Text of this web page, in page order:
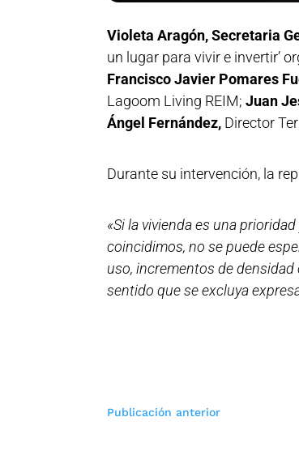
Violeta Aragón, Secretaria
un lugar para vivir e invertir’
Francisco Javier Pomares
Lagoom Living REIM; Juan
Ángel Fernández, Director
Durante su intervención, la
«Si la vivienda es una
coincidimos, no se puede
uso, incrementos de
sentido que se excluya
Navegación
Publicación anterior